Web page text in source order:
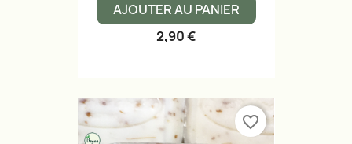
AJOUTER AU PANIER
2,90 €
favorite_border